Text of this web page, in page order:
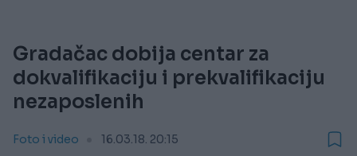
Gradačac dobija centar za
dokvalifikaciju i prekvalifikaciju
nezaposlenih
Foto i video 16.03.18. 20:15